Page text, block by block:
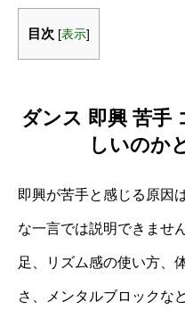
目次 [表示]
ダンス 即興 苦手
しいのか
即興が苦手と感じる原因
な一言では説明できませ
足、リズム感の使い方、
さ、メンタルブロックな